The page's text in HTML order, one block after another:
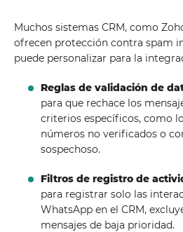
Muchos sistemas CRM, como
ofrecen protección contra spam
puede personalizar para la
Reglas de validación de
para que rechace los
criterios específicos, como
números no verificados o
sospechoso.
Filtros de registro de
para registrar solo las
WhatsApp en el CRM,
mensajes de baja prioridad.